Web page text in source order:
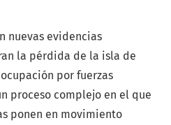
nuevas evidencias
la pérdida de la isla de
por fuerzas
proceso complejo en el que
ponen en movimiento